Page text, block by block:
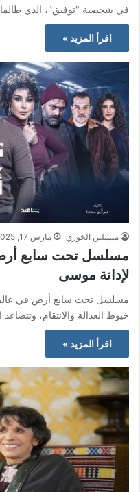
في شخصية "توفيق"، الذي
اقرأ المزيد »
ميشلين الخوري مارس 17, 2025
لإدانة موسى
مسلسل تحت سابع أرض في عالم
خيوط العدالة والانتقام،
اقرأ المزيد »